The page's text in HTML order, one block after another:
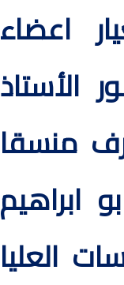
اعضاء
الأستاذ
منسقا
ابراهيم
العليا